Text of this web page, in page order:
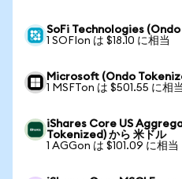
SoFi Technologies
1 SOFIon は $18.10 に相当
Microsoft (Ondo
1 MSFTon は $501.55 に相当
iShares Core US
Tokenized) から 米ドル
1 AGGon は $101.09 に相当